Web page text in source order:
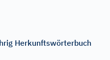
Herkunftswörterbuch